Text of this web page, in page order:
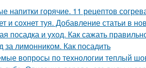
напитки горячие. 11 рецептов
и сохнет туя. Добавление статьи в
посадка и уход. Как сажать
за лимонником. Как посадить
вопросы по технологии теплый